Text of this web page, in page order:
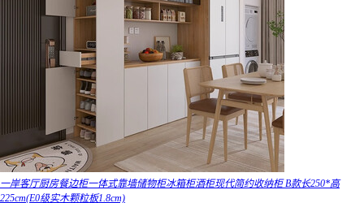
一岸客厅厨房餐边柜一体式靠墙储物柜冰箱柜酒柜现代简约收纳柜 B款长250*高
225cm(E0级实木颗粒板1.8cm)